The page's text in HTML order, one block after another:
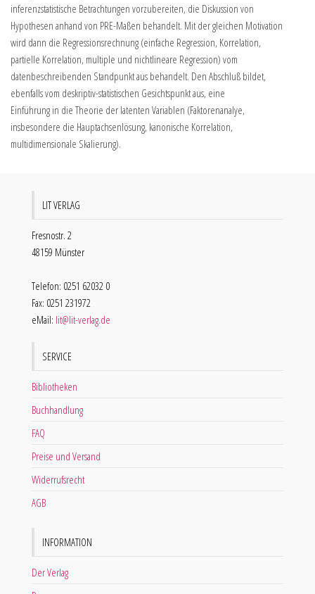
inferenzstatistische Betrachtungen vorzubereiten, die Diskussion von
Hypothesen anhand von PRE-Maßen behandelt. Mit der gleichen Motivation
wird dann die Regressionsrechnung (einfache Regression, Korrelation,
partielle Korrelation, multiple und nichtlineare Regression) vom
datenbeschreibenden Standpunkt aus behandelt. Den Abschluß bildet,
ebenfalls vom deskriptiv-statistischen Gesichtspunkt aus, eine
Einführung in die Theorie der latenten Variablen (Faktorenanalye,
insbesondere die Hauptachsenlösung, kanonische Korrelation,
multidimensionale Skalierung).
LIT VERLAG
Fresnostr. 2
48159 Münster
Telefon: 0251 62032 0
Fax: 0251 231972
eMail: lit@lit-verlag.de
SERVICE
Bibliotheken
Buchhandlung
FAQ
Preise und Versand
Widerrufsrecht
AGB
INFORMATION
Der Verlag